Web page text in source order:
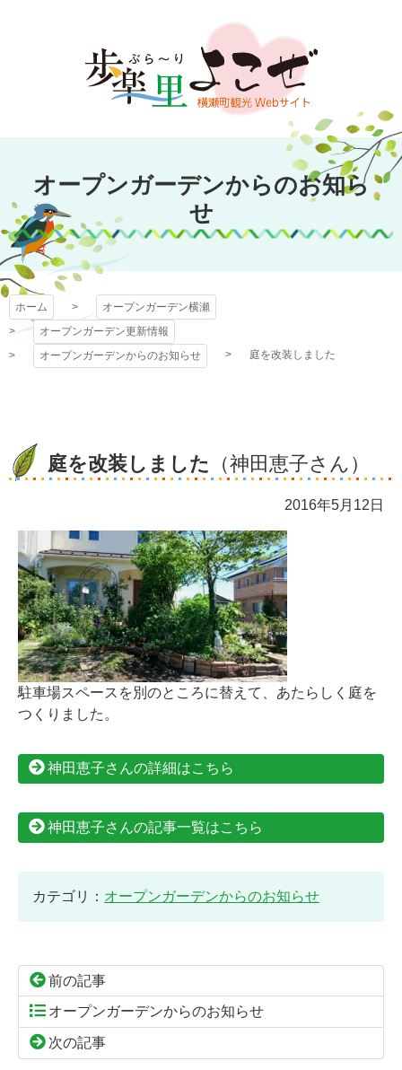
文
キ
プ
オープンガーデン
横瀬
オープンガーデンからのお知ら
せ
ホーム
オープンガーデン横瀬
オープンガーデン更新情報
オープンガーデンからのお知らせ
庭を改装しました
庭を改装しました （神田恵子さん）
2016年5月12日
駐車場スペースを別のところに替えて、あたらしく庭を
つくりました。
神田恵子さんの詳細はこちら
神田恵子さんの記事一覧はこちら
カテゴリ： オープンガーデンからのお知らせ
前の記事
オープンガーデンからのお知らせ
次の記事